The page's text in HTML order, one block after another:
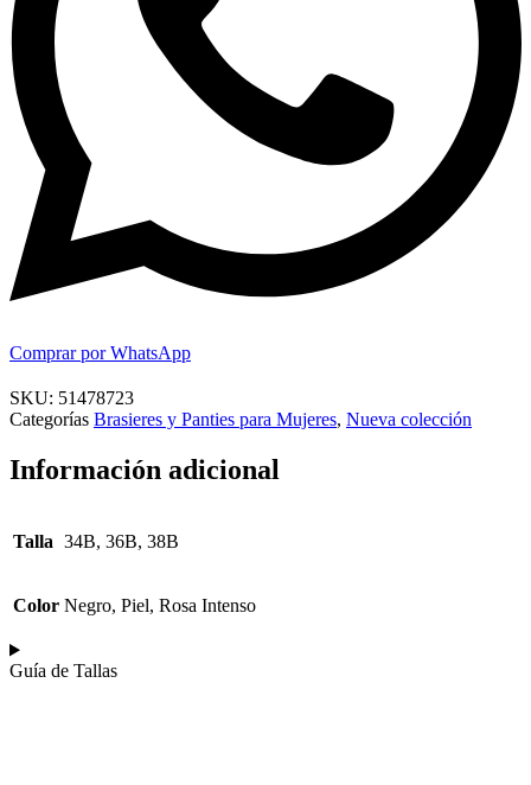
Comprar por WhatsApp
SKU: 51478723
Categorías Brasieres y Panties para Mujeres, Nueva colección
Información adicional
Talla 34B, 36B, 38B
Color Negro, Piel, Rosa Intenso
Guía de Tallas